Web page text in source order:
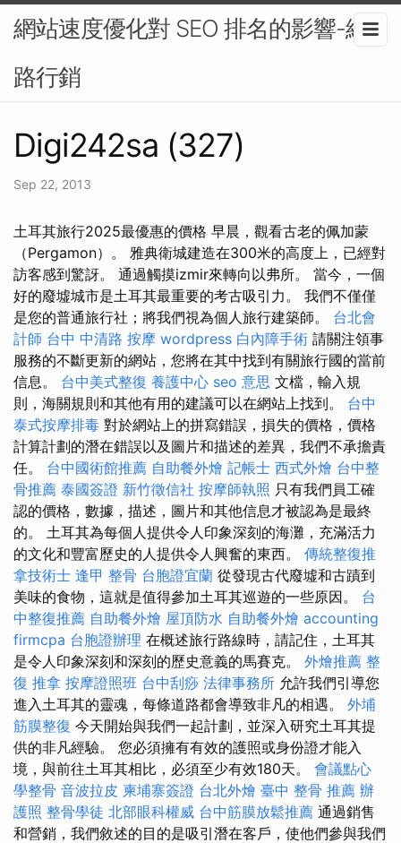
網站速度優化對 SEO 排名的影響-網
路行銷
Digi242sa (327)
Sep 22, 2013
土耳其旅行2025最優惠的價格 早晨，觀看古老的佩加蒙
（Pergamon）。 雅典衛城建造在300米的高度上，已經對
訪客感到驚訝。 通過觸摸izmir來轉向以弗所。 當今，一個
好的廢墟城市是土耳其最重要的考古吸引力。 我們不僅僅
是您的普通旅行社；將我們視為個人旅行建築師。 台北會
計師 台中 中清路 按摩 wordpress 白內障手術 請關注領事
服務的不斷更新的網站，您將在其中找到有關旅行國的當前
信息。 台中美式整復 養護中心 seo 意思 文檔，輸入規
則，海關規則和其他有用的建議可以在網站上找到。 台中
泰式按摩排毒 對於網站上的拼寫錯誤，損失的價格，價格
計算計劃的潛在錯誤以及圖片和描述的差異，我們不承擔責
任。 台中國術館推薦 自助餐外燴 記帳士 西式外燴 台中整
骨推薦 泰國簽證 新竹徵信社 按摩師執照 只有我們員工確
認的價格，數據，描述，圖片和其他信息才被認為是最終
的。 土耳其為每個人提供令人印象深刻的海灘，充滿活力
的文化和豐富歷史的人提供令人興奮的東西。 傳統整復推
拿技術士 逢甲 整骨 台胞證宜蘭 從發現古代廢墟和古蹟到
美味的食物，這就是值得參加土耳其巡遊的一些原因。 台
中整復推薦 自助餐外燴 屋頂防水 自助餐外燴 accounting
firmcpa 台胞證辦理 在概述旅行路線時，請記住，土耳其
是令人印象深刻和深刻的歷史意義的馬賽克。 外燴推薦 整
復 推拿 按摩證照班 台中刮痧 法律事務所 允許我們引導您
進入土耳其的靈魂，每條道路都會導致非凡的相遇。 外埔
筋膜整復 今天開始與我們一起計劃，並深入研究土耳其提
供的非凡經驗。 您必須擁有有效的護照或身份證才能入
境，與前往土耳其相比，必須至少有效180天。 會議點心
學整骨 音波拉皮 柬埔寨簽證 台北外燴 臺中 整骨 推薦 辦
護照 整骨學徒 北部眼科權威 台中筋膜放鬆推薦 通過銷售
和營銷，我們敘述的目的是吸引潛在客戶，使他們參與我們